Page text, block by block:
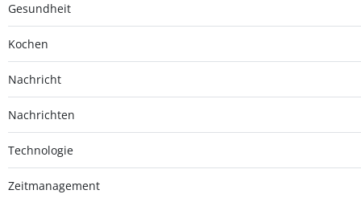
Gesundheit
Kochen
Nachricht
Nachrichten
Technologie
Zeitmanagement